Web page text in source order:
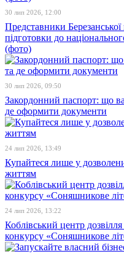
30 лип 2026, 12:00
Представники
підготовки до
(фото)
30 лип 2026, 09:50
Закордонний паспорт: що
де оформити документи
24 лип 2026, 13:49
Купайтеся лише у
життям
24 лип 2026, 13:22
Коблівський центр
конкурсу «Соняшникове